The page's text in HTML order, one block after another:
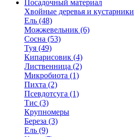
Посадочный материал
Хвойные деревья и кустарники
Ель (48)
Можжевельник (6)
Сосна (53)
Туя (49)
Кипарисовик (4)
Лиственница (2)
Микробиота (1)
Пихта (2)
Псевдотсуга (1)
Тис (3)
Крупномеры
Береза (3)
Ель (9)